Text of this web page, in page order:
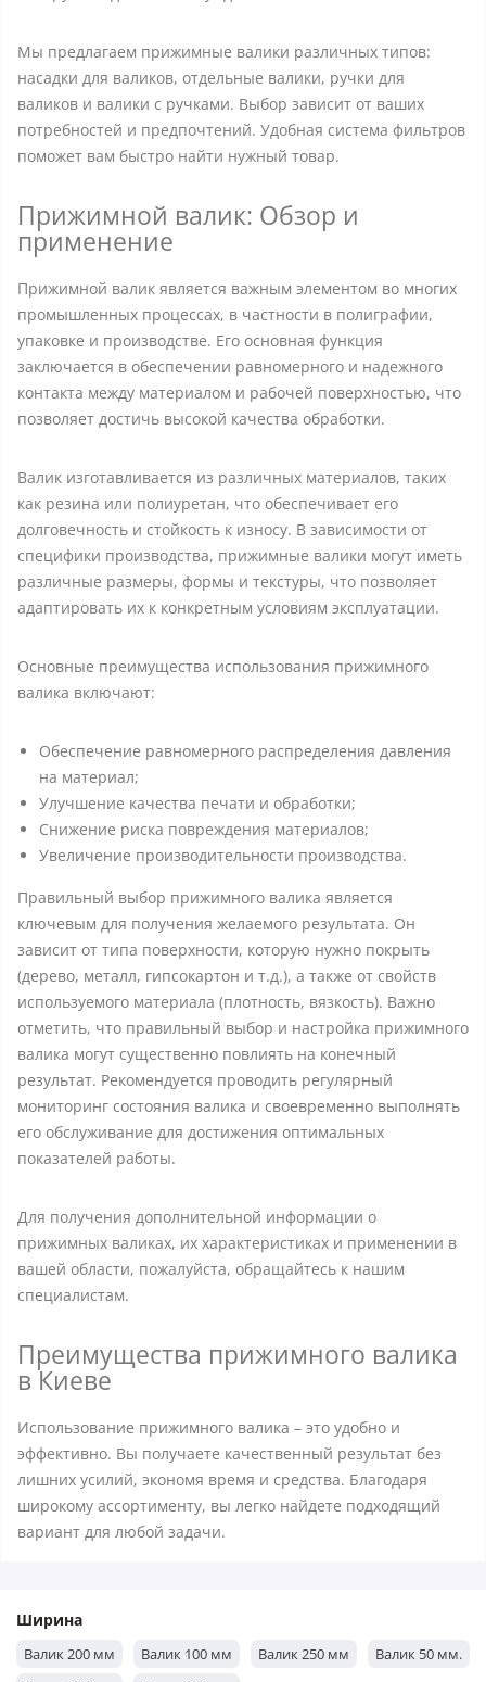
Мы предлагаем прижимные валики различных типов:
насадки для валиков, отдельные валики, ручки для
валиков и валики с ручками. Выбор зависит от ваших
потребностей и предпочтений. Удобная система фильтров
поможет вам быстро найти нужный товар.
Прижимной валик: Обзор и
применение
Прижимной валик является важным элементом во многих
промышленных процессах, в частности в полиграфии,
упаковке и производстве. Его основная функция
заключается в обеспечении равномерного и надежного
контакта между материалом и рабочей поверхностью, что
позволяет достичь высокой качества обработки.
Валик изготавливается из различных материалов, таких
как резина или полиуретан, что обеспечивает его
долговечность и стойкость к износу. В зависимости от
специфики производства, прижимные валики могут иметь
различные размеры, формы и текстуры, что позволяет
адаптировать их к конкретным условиям эксплуатации.
Основные преимущества использования прижимного
валика включают:
Обеспечение равномерного распределения давления
на материал;
Улучшение качества печати и обработки;
Снижение риска повреждения материалов;
Увеличение производительности производства.
Правильный выбор прижимного валика является
ключевым для получения желаемого результата. Он
зависит от типа поверхности, которую нужно покрыть
(дерево, металл, гипсокартон и т.д.), а также от свойств
используемого материала (плотность, вязкость). Важно
отметить, что правильный выбор и настройка прижимного
валика могут существенно повлиять на конечный
результат. Рекомендуется проводить регулярный
мониторинг состояния валика и своевременно выполнять
его обслуживание для достижения оптимальных
показателей работы.
Для получения дополнительной информации о
прижимных валиках, их характеристиках и применении в
вашей области, пожалуйста, обращайтесь к нашим
специалистам.
Преимущества прижимного валика
в Киеве
Использование прижимного валика – это удобно и
эффективно. Вы получаете качественный результат без
лишних усилий, экономя время и средства. Благодаря
широкому ассортименту, вы легко найдете подходящий
вариант для любой задачи.
Ширина
Валик 200 мм Валик 100 мм Валик 250 мм
Валик 50 мм.